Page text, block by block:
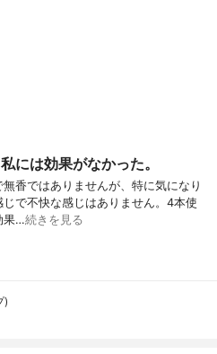
には効果がなかった。
香ではありませんが、特に気になり
で不快な感じはありません。4本使
果…続きを見る
)